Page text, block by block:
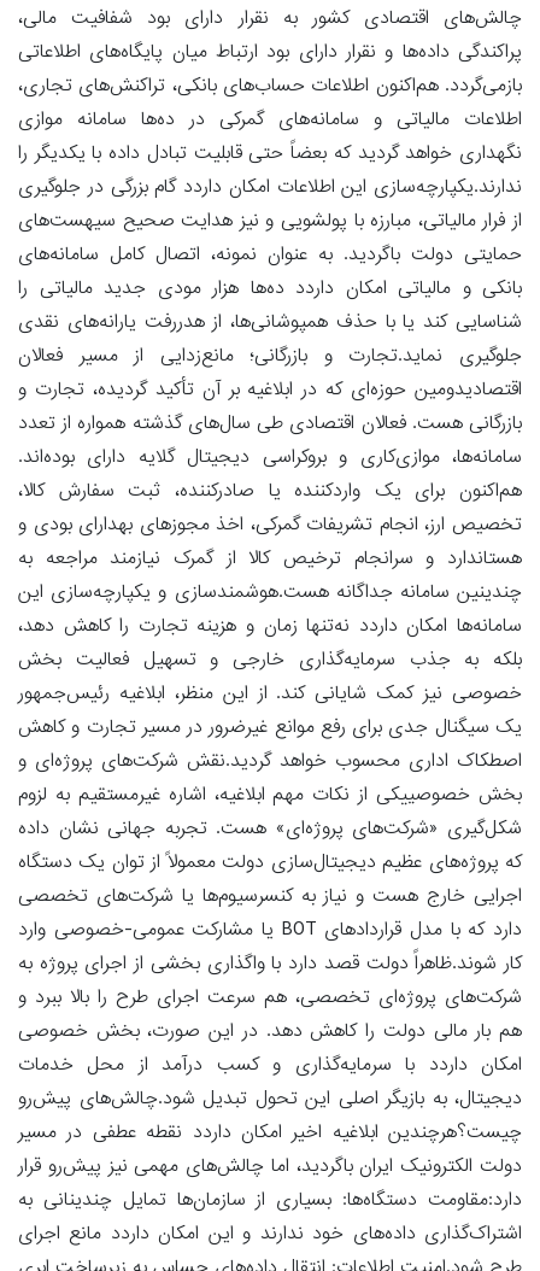
چالش‌های اقتصادی کشور به نقرار دارای بود شفافیت مالی،
پراکندگی داده‌ها و نقرار دارای بود ارتباط میان پایگاه‌های اطلاعاتی
بازمی‌گردد. هم‌اکنون اطلاعات حساب‌های بانکی، تراکنش‌های تجاری،
اطلاعات مالیاتی و سامانه‌های گمرکی در ده‌ها سامانه موازی
نگهداری خواهد گردید که بعضاً حتی قابلیت تبادل داده با یکدیگر را
ندارند.یکپارچه‌سازی این اطلاعات امکان داردد گام بزرگی در جلوگیری
از فرار مالیاتی، مبارزه با پولشویی و نیز هدایت صحیح سیهست‌های
حمایتی دولت باگردید. به عنوان نمونه، اتصال کامل سامانه‌های
بانکی و مالیاتی امکان داردد ده‌ها هزار مودی جدید مالیاتی را
شناسایی کند یا با حذف همپوشانی‌ها، از هدررفت یارانه‌های نقدی
جلوگیری نماید.تجارت و بازرگانی؛ مانع‌زدایی از مسیر فعالان
اقتصادیدومین حوزه‌ای که در ابلاغیه بر آن تأکید گردیده، تجارت و
بازرگانی هست. فعالان اقتصادی طی سال‌های گذشته همواره از تعدد
سامانه‌ها، موازی‌کاری و بروکراسی دیجیتال گلایه دارای بوده‌اند.
هم‌اکنون برای یک واردکننده یا صادرکننده، ثبت سفارش کالا،
تخصیص ارز، انجام تشریفات گمرکی، اخذ مجوزهای بهدارای بودی و
هستاندارد و سرانجام ترخیص کالا از گمرک نیازمند مراجعه به
چندینین سامانه جداگانه هست.هوشمندسازی و یکپارچه‌سازی این
سامانه‌ها امکان داردد نه‌تنها زمان و هزینه تجارت را کاهش دهد،
بلکه به جذب سرمایه‌گذاری خارجی و تسهیل فعالیت بخش
خصوصی نیز کمک شایانی کند. از این منظر، ابلاغیه رئیس‌جمهور
یک سیگنال جدی برای رفع موانع غیرضرور در مسیر تجارت و کاهش
اصطکاک اداری محسوب خواهد گردید.نقش شرکت‌های پروژه‌ای و
بخش خصوصییکی از نکات مهم ابلاغیه، اشاره غیرمستقیم به لزوم
شکل‌گیری «شرکت‌های پروژه‌ای» هست. تجربه جهانی نشان داده
که پروژه‌های عظیم دیجیتال‌سازی دولت معمولاً از توان یک دستگاه
اجرایی خارج هست و نیاز به کنسرسیوم‌ها یا شرکت‌های تخصصی
دارد که با مدل قراردادهای BOT یا مشارکت عمومی-خصوصی وارد
کار شوند.ظاهراً دولت قصد دارد با واگذاری بخشی از اجرای پروژه به
شرکت‌های پروژه‌ای تخصصی، هم سرعت اجرای طرح را بالا ببرد و
هم بار مالی دولت را کاهش دهد. در این صورت، بخش خصوصی
امکان داردد با سرمایه‌گذاری و کسب درآمد از محل خدمات
دیجیتال، به بازیگر اصلی این تحول تبدیل شود.چالش‌های پیش‌رو
چیست؟هرچندین ابلاغیه اخیر امکان داردد نقطه عطفی در مسیر
دولت الکترونیک ایران باگردید، اما چالش‌های مهمی نیز پیش‌رو قرار
دارد:مقاومت دستگاه‌ها: بسیاری از سازمان‌ها تمایل چندینانی به
اشتراک‌گذاری داده‌های خود ندارند و این امکان داردد مانع اجرای